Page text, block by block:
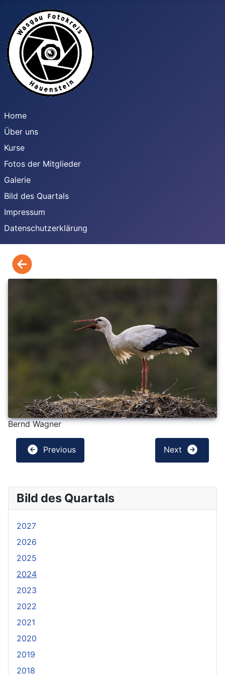
Home
Über uns
Kurse
Fotos der Mitglieder
Galerie
Bild des Quartals
Impressum
Datenschutzerklärung
Bild des Quartals
2027
2026
2025
2024
2023
2022
2021
2020
2019
2018
Bernd Wagner
Previous Next